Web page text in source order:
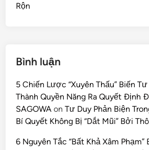
Rộn
Bình luận
5 Chiến Lược “Xuyên Thấu” Biến
Thành Quyền Năng Ra Quyết Định
SAGOWA onTư Duy Phản Biện
Bí Quyết Không Bị “Dắt Mũi” Bởi
6 Nguyên Tắc “Bất Khả Xâm